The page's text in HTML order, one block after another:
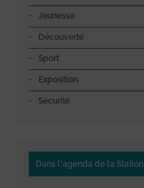
Jeunesse
Découverte
Sport
Exposition
Sécurité
Dans l'agenda de la Station